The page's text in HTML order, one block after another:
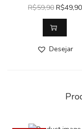
R$59,90 R$49,90
Desejar